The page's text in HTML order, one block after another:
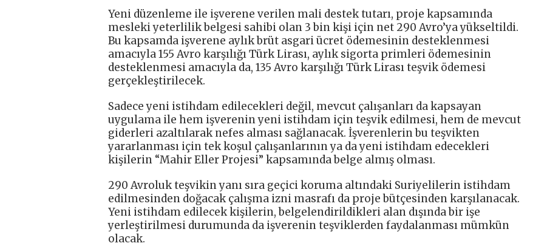
Yeni düzenleme ile işverene verilen mali destek tutarı, proje kapsamında
mesleki yeterlilik belgesi sahibi olan 3 bin kişi için net 290 Avro’ya yükseltildi.
Bu kapsamda işverene aylık brüt asgari ücret ödemesinin desteklenmesi
amacıyla 155 Avro karşılığı Türk Lirası, aylık sigorta primleri ödemesinin
desteklenmesi amacıyla da, 135 Avro karşılığı Türk Lirası teşvik ödemesi
gerçekleştirilecek.
Sadece yeni istihdam edilecekleri değil, mevcut çalışanları da kapsayan
uygulama ile hem işverenin yeni istihdam için teşvik edilmesi, hem de mevcut
giderleri azaltılarak nefes alması sağlanacak. İşverenlerin bu teşvikten
yararlanması için tek koşul çalışanlarının ya da yeni istihdam edecekleri
kişilerin “Mahir Eller Projesi” kapsamında belge almış olması.
290 Avroluk teşvikin yanı sıra geçici koruma altındaki Suriyelilerin istihdam
edilmesinden doğacak çalışma izni masrafı da proje bütçesinden karşılanacak.
Yeni istihdam edilecek kişilerin, belgelendirildikleri alan dışında bir işe
yerleştirilmesi durumunda da işverenin teşviklerden faydalanması mümkün
olacak.